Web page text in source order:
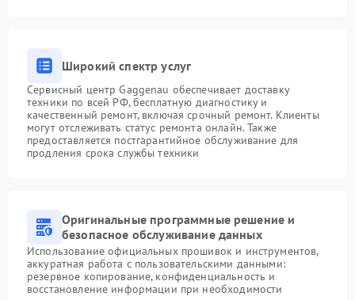
Широкий спектр услуг
Сервисный центр Gaggenau обеспечивает доставку
техники по всей РФ, бесплатную диагностику и
качественный ремонт, включая срочный ремонт. Клиенты
могут отслеживать статус ремонта онлайн. Также
предоставляется постгарантийное обслуживание для
продления срока службы техники
Оригинальные программные решение и
безопасное обслуживание данных
Использование официальных прошивок и инструментов,
аккуратная работа с пользовательскими данными:
резервное копирование, конфиденциальность и
восстановление информации при необходимости